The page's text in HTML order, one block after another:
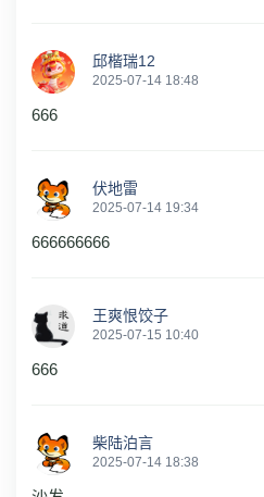
邱楷瑞12
2025-07-14 18:48
666
伏地雷
2025-07-14 19:34
666666666
王爽恨饺子
2025-07-15 10:40
666
柴陆泊言
2025-07-14 18:38